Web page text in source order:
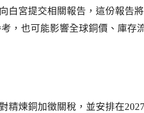
白宮提交相關報告，這份報告
，也可能影響全球銅價、庫存
精煉銅加徵關稅，並安排在